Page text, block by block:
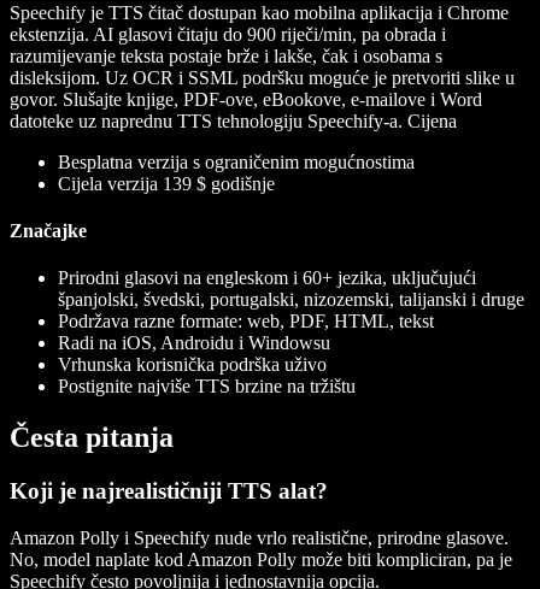
Speechify je TTS čitač dostupan kao mobilna aplikacija i Chrome
ekstenzija. AI glasovi čitaju do 900 riječi/min, pa obrada i
razumijevanje teksta postaje brže i lakše, čak i osobama s
disleksijom. Uz OCR i SSML podršku moguće je pretvoriti slike u
govor. Slušajte knjige, PDF-ove, eBookove, e-mailove i Word
datoteke uz naprednu TTS tehnologiju Speechify-a. Cijena
Besplatna verzija s ograničenim mogućnostima
Cijela verzija 139 $ godišnje
Značajke
Prirodni glasovi na engleskom i 60+ jezika, uključujući
španjolski, švedski, portugalski, nizozemski, talijanski i druge
Podržava razne formate: web, PDF, HTML, tekst
Radi na iOS, Androidu i Windowsu
Vrhunska korisnička podrška uživo
Postignite najviše TTS brzine na tržištu
Česta pitanja
Koji je najrealističniji TTS alat?
Amazon Polly i Speechify nude vrlo realistične, prirodne glasove.
No, model naplate kod Amazon Polly može biti kompliciran, pa je
Speechify često povoljnija i jednostavnija opcija.